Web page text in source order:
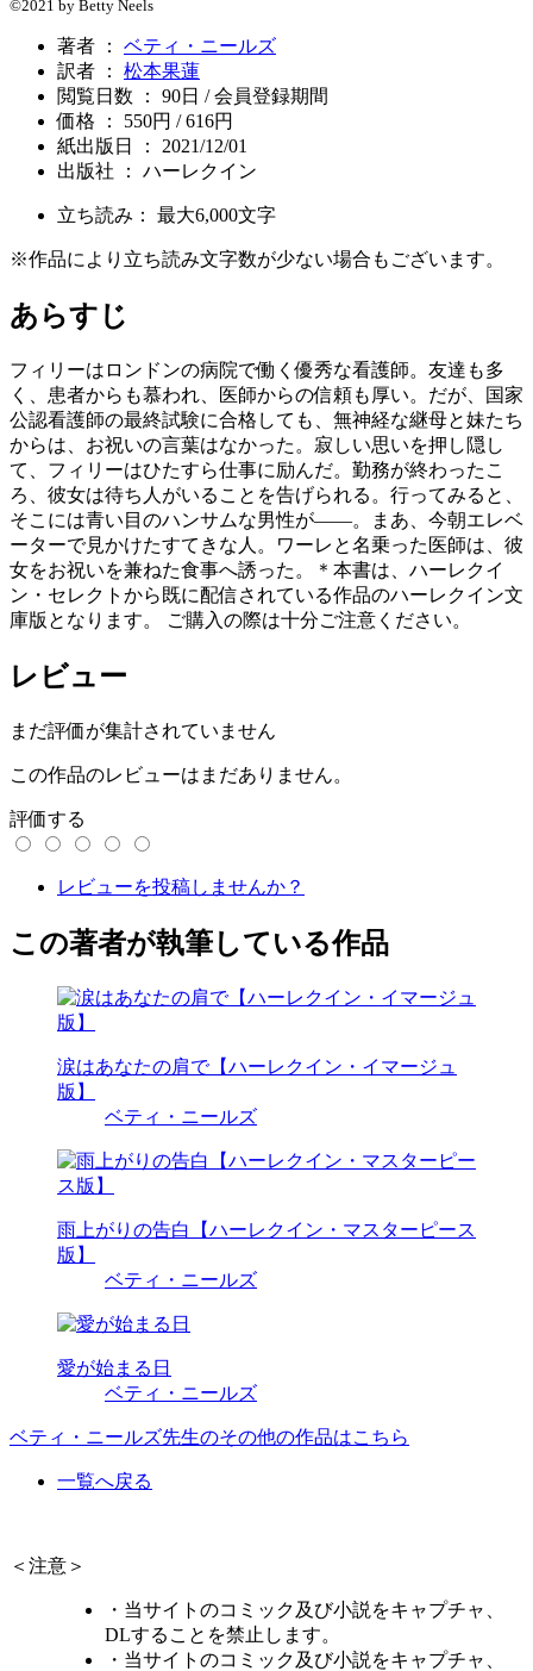
©2021 by Betty Neels
著者 ： ベティ・ニールズ
訳者 ： 松本果蓮
閲覧日数 ： 90日 / 会員登録期間
価格 ： 550円 / 616円
紙出版日 ： 2021/12/01
出版社 ： ハーレクイン
立ち読み： 最大6,000文字
※作品により立ち読み文字数が少ない場合もございます。
あらすじ
フィリーはロンドンの病院で働く優秀な看護師。友達も多
く、患者からも慕われ、医師からの信頼も厚い。だが、国家
公認看護師の最終試験に合格しても、無神経な継母と妹たち
からは、お祝いの言葉はなかった。寂しい思いを押し隠し
て、フィリーはひたすら仕事に励んだ。勤務が終わったこ
ろ、彼女は待ち人がいることを告げられる。行ってみると、
そこには青い目のハンサムな男性が――。まあ、今朝エレベ
ーターで見かけたすてきな人。ワーレと名乗った医師は、彼
女をお祝いを兼ねた食事へ誘った。＊本書は、ハーレクイ
ン・セレクトから既に配信されている作品のハーレクイン文
庫版となります。 ご購入の際は十分ご注意ください。
レビュー
まだ評価が集計されていません
この作品のレビューはまだありません。
評価する
レビューを投稿しませんか？
この著者が執筆している作品
涙はあなたの肩で【ハーレクイン・イマージュ
版】
ベティ・ニールズ
雨上がりの告白【ハーレクイン・マスターピース
版】
ベティ・ニールズ
愛が始まる日
ベティ・ニールズ
ベティ・ニールズ先生のその他の作品はこちら
一覧へ戻る
＜注意＞
・当サイトのコミック及び小説をキャプチャ、
DLすることを禁止します。
・当サイトのコミック及び小説をキャプチャ、